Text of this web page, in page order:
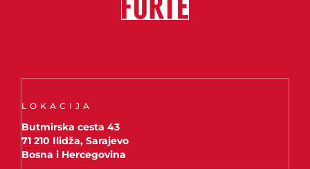
LOKACIJA
Butmirska cesta 43
71 210 Ilidža, Sarajevo
Bosna i Hercegovina